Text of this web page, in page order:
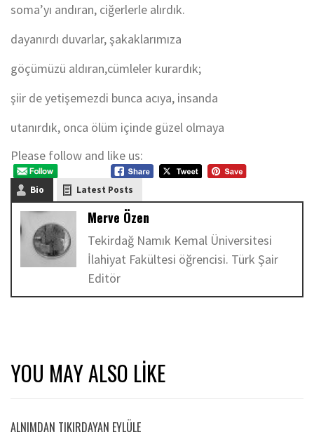
soma’yı andıran, ciğerlerle alırdık.
dayanırdı duvarlar, şakaklarımıza
göçümüzü aldıran,cümleler kurardık;
şiir de yetişemezdi bunca acıya, insanda
utanırdık, onca ölüm içinde güzel olmaya
Please follow and like us:
Bio Latest Posts
Merve Özen
Tekirdağ Namık Kemal Üniversitesi
İlahiyat Fakültesi öğrencisi. Türk Şair
Editör
YOU MAY ALSO LIKE
ALNIMDAN TIKIRDAYAN EYLÜLE